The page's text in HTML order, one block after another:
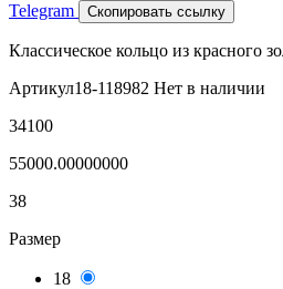
Telegram
Скопировать ссылку
Классическое кольцо из красного
Артикул18-118982 Нет в наличии
34100
55000.00000000
38
Размер
18